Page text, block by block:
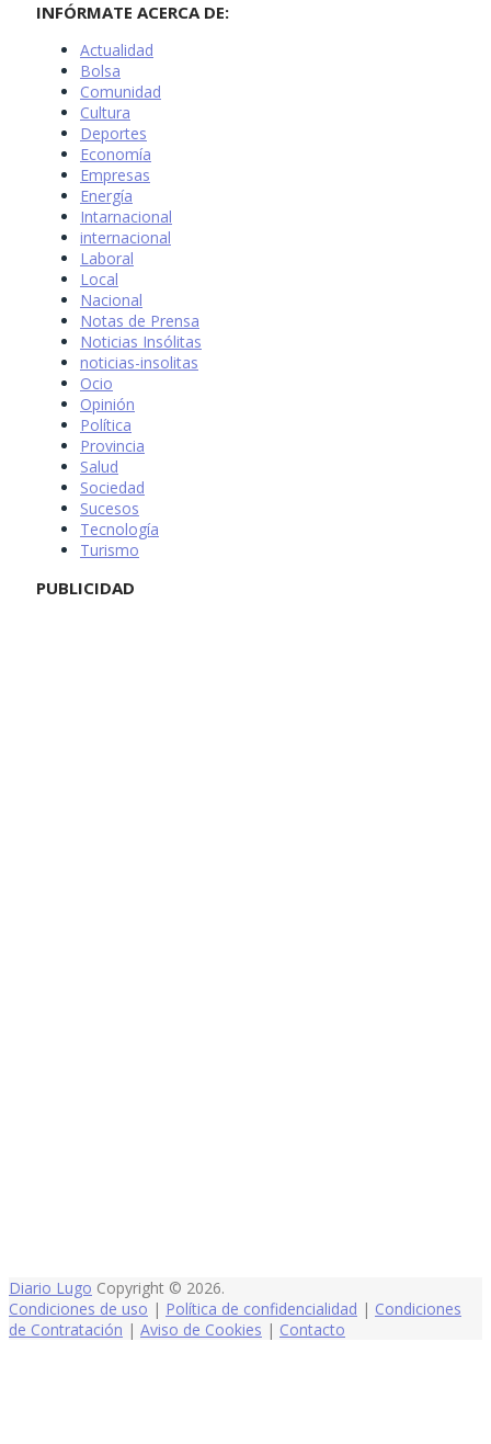
INFÓRMATE ACERCA DE:
Actualidad
Bolsa
Comunidad
Cultura
Deportes
Economía
Empresas
Energía
Intarnacional
internacional
Laboral
Local
Nacional
Notas de Prensa
Noticias Insólitas
noticias-insolitas
Ocio
Opinión
Política
Provincia
Salud
Sociedad
Sucesos
Tecnología
Turismo
PUBLICIDAD
Diario Lugo Copyright © 2026.
Condiciones de uso | Política de confidencialidad | Condiciones
de Contratación | Aviso de Cookies | Contacto